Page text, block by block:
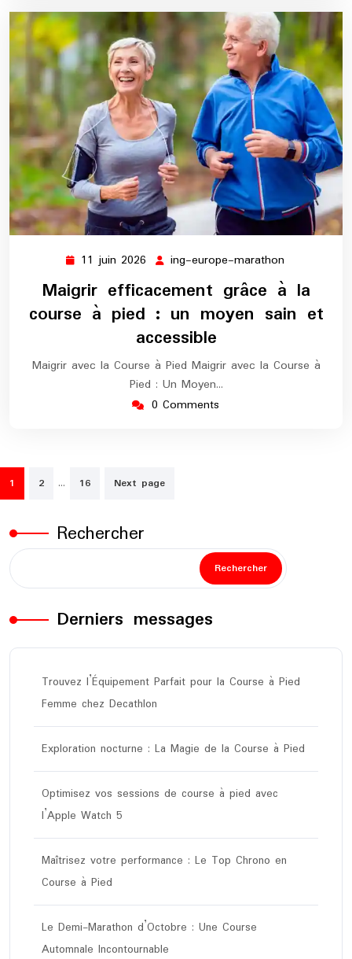
11 juin 2026 11
2026
ing-europe-marathon
europe-
marathon
Maigrir efficacement grâce à la
course à pied : un moyen sain et
accessible
Maigrir avec la Course à Pied Maigrir avec la Course à
Pied : Un Moyen…
0 Comments
Pagination
des
publications
1 2 … 16 Next page
Rechercher
Rechercher
Derniers messages
Trouvez l’Équipement Parfait pour la Course à Pied
Femme chez Decathlon
Exploration nocturne : La Magie de la Course à Pied
Optimisez vos sessions de course à pied avec
l’Apple Watch 5
Maîtrisez votre performance : Le Top Chrono en
Course à Pied
Le Demi-Marathon d’Octobre : Une Course
Automnale Incontournable